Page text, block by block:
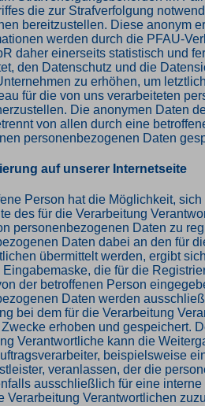
die zur Strafverfolgung
bereitzustellen. Diese anonym
werden durch die PFAU-
daher einerseits statistisch und
den Datenschutz und die
zu erhöhen, um
für die von uns verarbeiteten
Die anonymen Daten
von allen durch eine
personenbezogenen Daten
auf unserer Internetseite
Person hat die Möglichkeit, sich
des für die Verarbeitung
personenbezogenen Daten zu
Daten dabei an den für
übermittelt werden, ergibt
die für die
der betroffenen Person
Daten werden
bei dem für die Verarbeitung
erhoben und gespeichert.
Verantwortliche kann die
beispielsweise
veranlassen, der die
ausschließlich für eine
Verarbeitung Verantwortlichen